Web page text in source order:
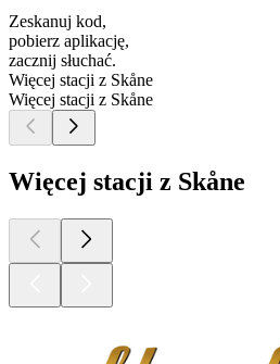
Zeskanuj kod,
pobierz aplikację,
zacznij słuchać.
Więcej stacji z Skåne
Więcej stacji z Skåne
Więcej stacji z Skåne